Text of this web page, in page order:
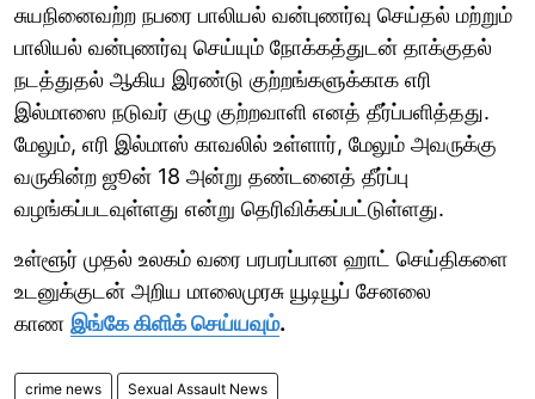
சுயநினைவற்ற நபரை பாலியல் வன்புணர்வு செய்தல் மற்றும்
பாலியல் வன்புணர்வு செய்யும் நோக்கத்துடன் தாக்குதல்
நடத்துதல் ஆகிய இரண்டு குற்றங்களுக்காக எரி
இல்மாஸை நடுவர் குழு குற்றவாளி எனத் தீர்ப்பளித்தது.
மேலும், எரி இல்மாஸ் காவலில் உள்ளார், மேலும் அவருக்கு
வருகின்ற ஜூன் 18 அன்று தண்டனைத் தீர்ப்பு
வழங்கப்படவுள்ளது என்று தெரிவிக்கப்பட்டுள்ளது.
உள்ளூர் முதல் உலகம் வரை பரபரப்பான ஹாட் செய்திகளை
உடனுக்குடன் அறிய மாலைமுரசு யூடியூப் சேனலை
காண இங்கே கிளிக் செய்யவும்.
crime news Sexual Assault News